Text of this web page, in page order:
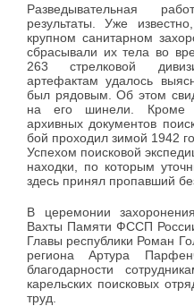
Разведывательная
результаты. Уже
крупном санитарном
сбрасывали их тела во
263 стрелковой
артефактам удалось
был рядовым. Об этом
на его шинели. Кроме
архивных документов
бой проходил зимой 1942
Успехом поисковой
находки, по которым
здесь принял пропавший
В церемонии
Вахты Памяти ФССП
Главы республики Роман
региона Артура
благодарности
карельских поисковых
труд.